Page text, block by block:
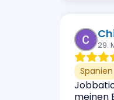
29.
Spanien
meinen